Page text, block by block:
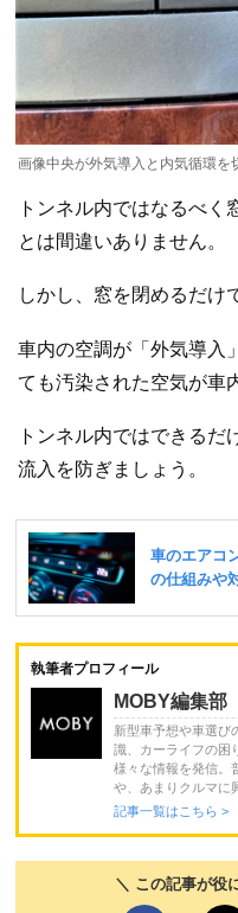
画像中央が外気導入と内気循環を
トンネル内ではなるべく
とは間違いありません。
しかし、窓を閉めるだけ
車内の空調が「外気導入
ても汚染された空気が車
トンネル内ではできる
流入を防ぎましょう。
執筆者プロフィール
MOBY編集部
新型車予想や車選び
識、カーライフの困
様々な情報を発信。
や、あまりクルマに
記事一覧はこちら >
＼ この記事が役